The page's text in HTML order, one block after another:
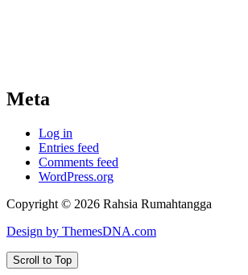
Meta
Log in
Entries feed
Comments feed
WordPress.org
Copyright © 2026 Rahsia Rumahtangga
Design by ThemesDNA.com
Scroll to Top